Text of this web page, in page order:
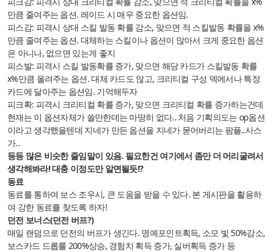
만큼 줄여주는 옵션. 레이드 시 매우 중요한 옵션임.
피스감: 피격시 상대 스킬 발동 확률 감소, 맞으면 적 스킬발동 확률을 x%
만큼 줄여주는 옵션. 대체하는 스킬이나 옵션이 많아서 크게 중요한 옵션
은 아니나, 없으면 있는게 좋지
피스발: 피격시 스킬 발동확률 증가, 맞으면 해당 카드가 스킬발동 확률
x%만큼 올려주는 옵션. 대체 카드도 많고, 크리티컬 구성 덱에서나 특정
카드에 달아주는 옵션임. 기억해두자
피크확: 피격시 크리티컬 확률 증가, 맞으면 크리티컬 확률 증가하는건데
현재는 이 옵션자체가 쓸만한데는 마땅히 없다.. 처음 기획의도는 op옵션
이라고 생각했을텐데 지네가 만든 옵션을 지네가 묻어버리는 팜플..사스
가..
등등 많은 비슷한 줄임말이 있음. 필요한건 여기에서 좀만 더 머리굴려서
생각해봐라! 대충 이정도만 알면될듯!?
동료
동료를 통하여 보스 조우시, 큰 도움을 받을 수 있다. 본 게시판을 활용하
여 강한 동료를 찾도록 하자!
던전 보너스(던전 버프?)
매일 랜덤으로 던전의 버프가 생긴다. 명예포인트획득, 소모 빛 50%감소,
보스카드 드롭률 200%상승, 경험치 획득 증가, 실버획득 증가 등